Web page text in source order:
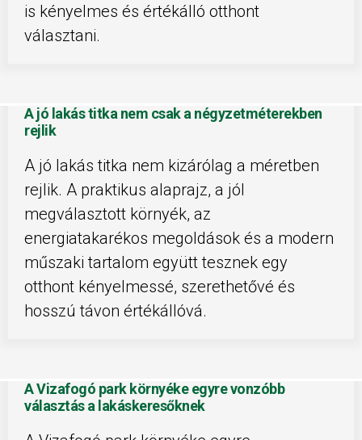
is kényelmes és értékálló otthont
választani.
A jó lakás titka nem csak a négyzetméterekben
rejlik
A jó lakás titka nem kizárólag a méretben
rejlik. A praktikus alaprajz, a jól
megválasztott környék, az
energiatakarékos megoldások és a modern
műszaki tartalom együtt tesznek egy
otthont kényelmessé, szerethetővé és
hosszú távon értékállóvá.
A Vizafogó park környéke egyre vonzóbb
választás a lakáskeresőknek